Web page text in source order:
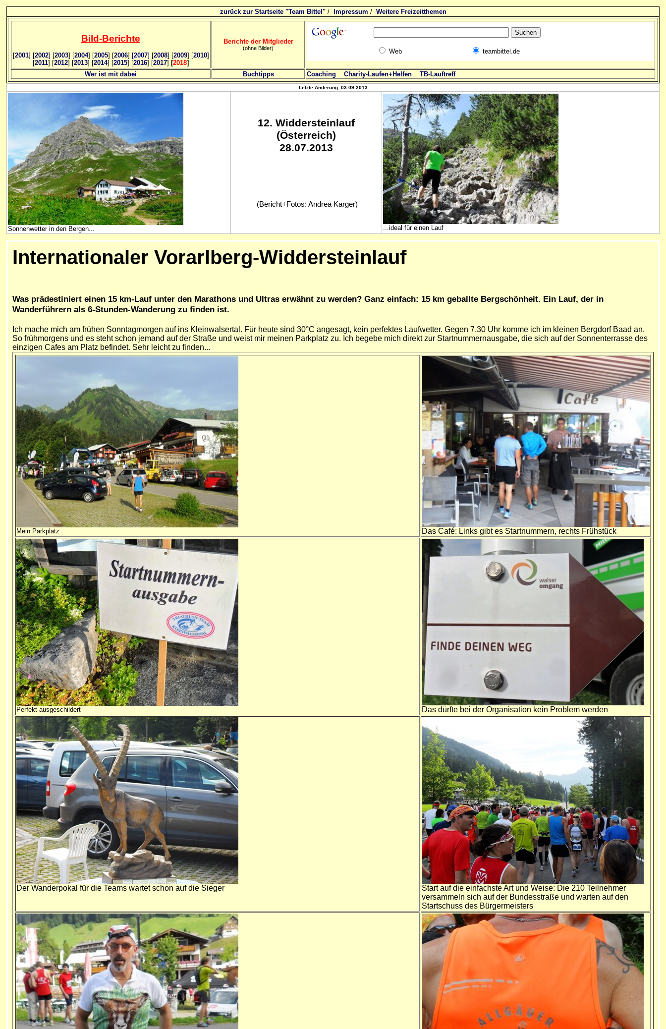
zurück zur Startseite "Team Bittel"/ Impressum / Weitere Freizeitthemen
Bild-Berichte
[2001] [2002] [2003] [2004] [2005] [2006] [2007] [2008] [2009] [2010]
[2011] [2012] [2013] [2014] [2015] [2016] [2017] [2018]
Berichte der Mitglieder
(ohne Bilder) Web teambittel.de
Wer ist mit dabei Buchtipps Coaching Charity-Laufen+Helfen TB-Lauftreff
Letzte Änderung: 03.09.2013
Sonnenwetter in den Bergen...
12. Widdersteinlauf
(Österreich)
28.07.2013
(Bericht+Fotos: Andrea Karger)
...ideal für einen Lauf
Internationaler Vorarlberg-Widdersteinlauf
Was prädestiniert einen 15 km-Lauf unter den Marathons und Ultras erwähnt zu werden? Ganz einfach: 15 km geballte Bergschönheit. Ein Lauf, der in
Wanderführern als 6-Stunden-Wanderung zu finden ist.
Ich mache mich am frühen Sonntagmorgen auf ins Kleinwalsertal. Für heute sind 30°C angesagt, kein perfektes Laufwetter. Gegen 7.30 Uhr komme ich im kleinen Bergdorf Baad an.
So frühmorgens und es steht schon jemand auf der Straße und weist mir meinen Parkplatz zu. Ich begebe mich direkt zur Startnummernausgabe, die sich auf der Sonnenterrasse des
einzigen Cafes am Platz befindet. Sehr leicht zu finden...
Mein Parkplatz Das Café: Links gibt es Startnummern, rechts Frühstück
Perfekt ausgeschildert Das dürfte bei der Organisation kein Problem werden
Der Wanderpokal für die Teams wartet schon auf die Sieger
Start auf die einfachste Art und Weise: Die 210 Teilnehmer
versammeln sich auf der Bundesstraße und warten auf den
Startschuss des Bürgermeisters